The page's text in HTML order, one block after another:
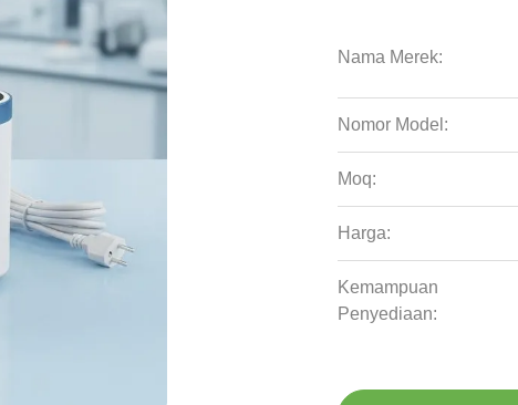
Nama Merek:
Nomor Model:
Moq:
Harga:
Kemampuan
Penyediaan: